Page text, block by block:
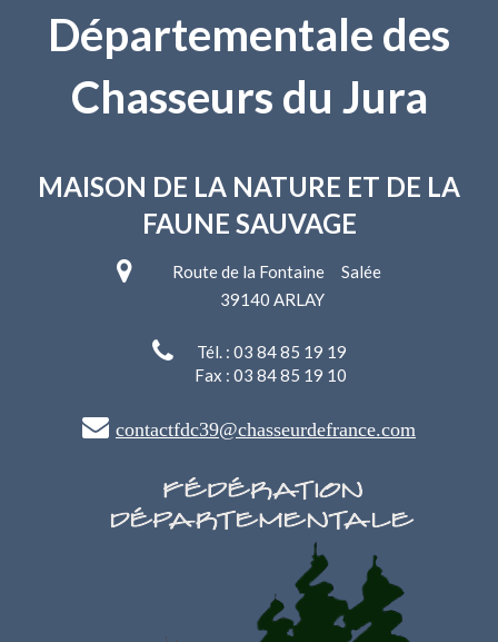
Départementale des
Chasseurs du Jura
MAISON DE LA NATURE ET DE LA
FAUNE SAUVAGE
Route de la Fontaine Salée
39140 ARLAY
Tél. : 03 84 85 19 19
Fax : 03 84 85 19 10
contactfdc39@chasseurdefrance.com